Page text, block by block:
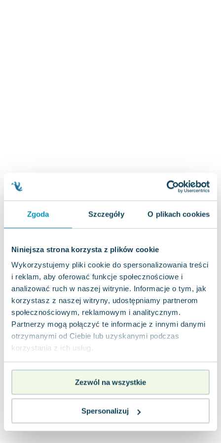
Zgoda Szczegóły O plikach cookies
Niniejsza strona korzysta z plików cookie
Wykorzystujemy pliki cookie do spersonalizowania treści
i reklam, aby oferować funkcje społecznościowe i
analizować ruch w naszej witrynie. Informacje o tym, jak
korzystasz z naszej witryny, udostępniamy partnerom
społecznościowym, reklamowym i analitycznym.
Partnerzy mogą połączyć te informacje z innymi danymi
otrzymanymi od Ciebie lub uzyskanymi podczas
korzystania z ich usług.
Zezwól na wszystkie
Spersonalizuj
Michael Scott
Piotr Semka
Jarosław Iwaszkiewicz
Joseph Murphy
Aleksander Puszkin
Oscar Wilde
Małgorzata Ohme
Maddie Ziegler
Leszek Czarnecki
Joanna Racewicz
Maria Seweryn
Janina Zającówna
Anna Prus (oprac.)
Nela Mała Reporterka
Agnieszka Maciąg
Terry Pratchett